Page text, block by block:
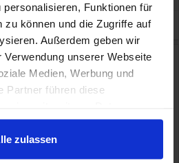
personalisieren, Funktionen für
zu können und die Zugriffe auf
Außerdem geben wir
unserer Webseite
Medien, Werbung und
Partner führen diese
bereitgestellt hast oder die sie
der Dienste gesammelt
zulassen
PhoneEasy 105wr Duo (Schwarz)
hintergrundbeleuchteten
Anwendung
Bedienung